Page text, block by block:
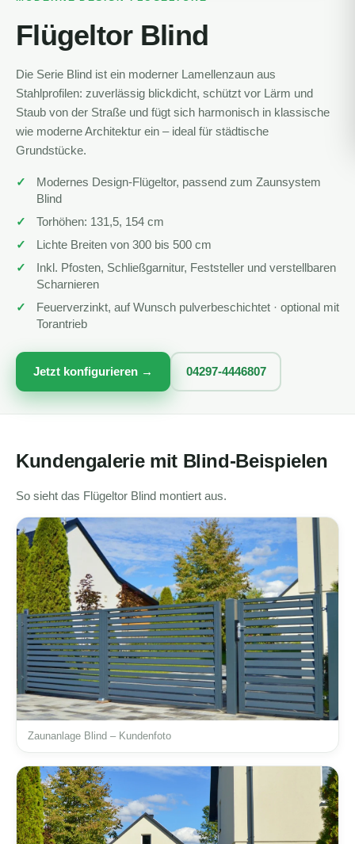
Flügeltor Blind
Die Serie Blind ist ein moderner Lamellenzaun aus
Stahlprofilen: zuverlässig blickdicht, schützt vor Lärm und
Staub von der Straße und fügt sich harmonisch in klassische
wie moderne Architektur ein – ideal für städtische
Grundstücke.
Modernes Design-Flügeltor, passend zum Zaunsystem
Blind
Torhöhen: 131,5, 154 cm
Lichte Breiten von 300 bis 500 cm
Inkl. Pfosten, Schließgarnitur, Feststeller und verstellbaren
Scharnieren
Feuerverzinkt, auf Wunsch pulverbeschichtet · optional mit
Torantrieb
Jetzt konfigurieren → 04297-4446807
Kundengalerie mit Blind-Beispielen
So sieht das Flügeltor Blind montiert aus.
Zaunanlage Blind – Kundenfoto